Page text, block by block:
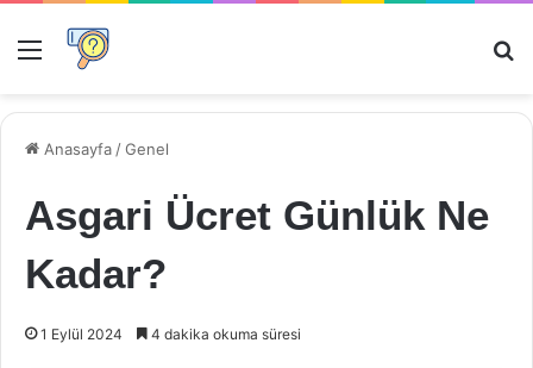
Menü
Anasayfa /Genel
Asgari Ücret Günlük Ne
Kadar?
1 Eylül 2024 4 dakika okuma süresi